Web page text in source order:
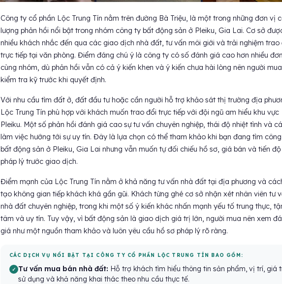
Công ty cổ phần Lộc Trung Tín nằm trên đường Bà Triệu, là một trong những đơn vị
lượng phản hồi nổi bật trong nhóm công ty bất động sản ở Pleiku, Gia Lai. Cơ sở
nhiều khách nhắc đến qua các giao dịch nhà đất, tư vấn môi giới và trải nghiệm trao
trực tiếp tại văn phòng. Điểm đáng chú ý là công ty có số đánh giá cao hơn nhiều
cùng nhóm, dù phản hồi vẫn có cả ý kiến khen và ý kiến chưa hài lòng nên người
kiểm tra kỹ trước khi quyết định.
Với nhu cầu tìm đất ở, đất đầu tư hoặc cần người hỗ trợ khảo sát thị trường địa
Lộc Trung Tín phù hợp với khách muốn trao đổi trực tiếp với đội ngũ am hiểu khu vực
Pleiku. Một số phản hồi đánh giá cao sự tư vấn chuyên nghiệp, thái độ nhiệt tình và
làm việc hướng tới sự uy tín. Đây là lựa chọn có thể tham khảo khi bạn đang tìm
bất động sản ở Pleiku, Gia Lai nhưng vẫn muốn tự đối chiếu hồ sơ, giá bán và tiến độ
pháp lý trước giao dịch.
Điểm mạnh của Lộc Trung Tín nằm ở khả năng tư vấn nhà đất tại địa phương và
tạo không gian tiếp khách khá gần gũi. Khách từng ghé cơ sở nhận xét nhân viên tư
nhà đất chuyên nghiệp, trong khi một số ý kiến khác nhấn mạnh yếu tố trung thực,
tâm và uy tín. Tuy vậy, vì bất động sản là giao dịch giá trị lớn, người mua nên xem
giá như một nguồn tham khảo và luôn yêu cầu hồ sơ pháp lý rõ ràng.
CÁC DỊCH VỤ NỔI BẬT TẠI CÔNG TY CỔ PHẦN LỘC TRUNG TÍN BAO GỒM:
Tư vấn mua bán nhà đất: Hỗ trợ khách tìm hiểu thông tin sản phẩm, vị trí, giá
sử dụng và khả năng khai thác theo nhu cầu thực tế.